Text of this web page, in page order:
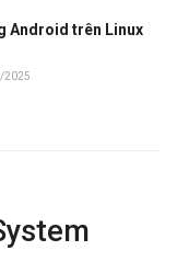
Android trên Linux
2025